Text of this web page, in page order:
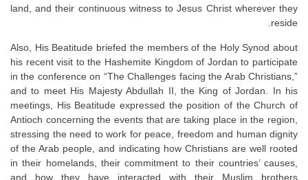
land, and their continuous witness to Jesus Christ wherever they
reside.
Also, His Beatitude briefed the members of the Holy Synod about
his recent visit to the Hashemite Kingdom of Jordan to participate
in the conference on “The Challenges facing the Arab Christians,”
and to meet His Majesty Abdullah II, the King of Jordan. In his
meetings, His Beatitude expressed the position of the Church of
Antioch concerning the events that are taking place in the region,
stressing the need to work for peace, freedom and human dignity
of the Arab people, and indicating how Christians are well rooted
in their homelands, their commitment to their countries’ causes,
and how they have interacted with their Muslim brothers